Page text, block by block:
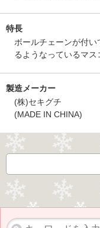
特長
ボールチェーンが付
るようなっているマス
製造メーカー
(株)セキグチ
(MADE IN CHINA)